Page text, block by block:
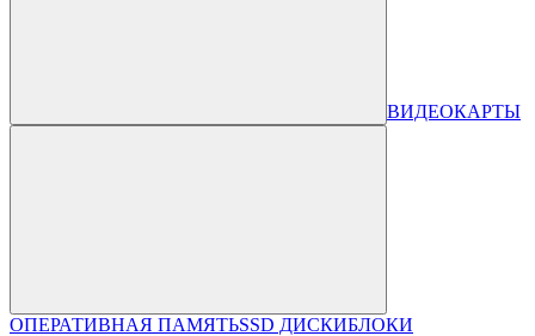
ВИДЕОКАРТЫ
ОПЕРАТИВНАЯ ПАМЯТЬSSD ДИСКИБЛОКИ